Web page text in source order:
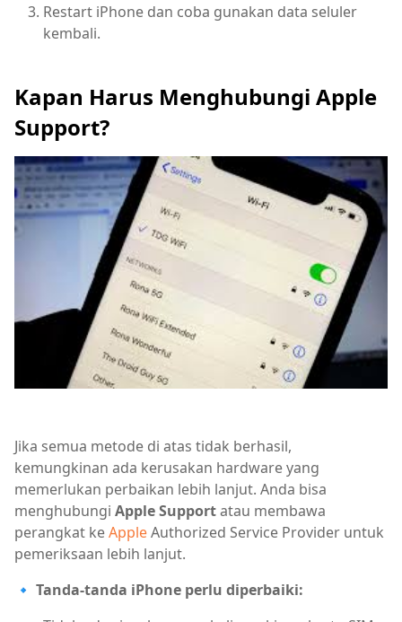
Restart iPhone dan coba gunakan data seluler
kembali.
Kapan Harus Menghubungi Apple
Support?
Jika semua metode di atas tidak berhasil,
kemungkinan ada kerusakan hardware yang
memerlukan perbaikan lebih lanjut. Anda bisa
menghubungi Apple Supportatau membawa
perangkat keAppleAuthorized Service Provider untuk
pemeriksaan lebih lanjut.
🔹 Tanda-tanda iPhone perlu diperbaiki: